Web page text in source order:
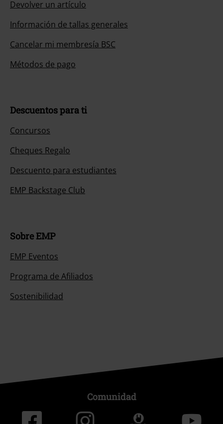
Devolver un artículo
Información de tallas generales
Cancelar mi membresía BSC
Métodos de pago
Descuentos para ti
Concursos
Cheques Regalo
Descuento para estudiantes
EMP Backstage Club
Sobre EMP
EMP Eventos
Programa de Afiliados
Sostenibilidad
Comunidad